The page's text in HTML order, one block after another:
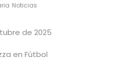
Noticias
de 2025
en Fútbol